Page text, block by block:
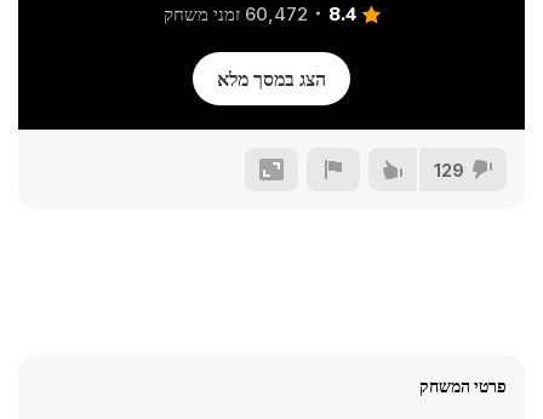
8.4 60,472 זמני משחק
הצג במסך מלא
129
פרטי המשחק